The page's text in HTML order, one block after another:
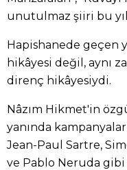
unutulmaz şiiri bu
Hapishanede geçen
hikâyesi değil, aynı
direnç hikâyesiydi.
Nâzım Hikmet'in
yanında
Jean-Paul Sartre,
ve Pablo Neruda gibi